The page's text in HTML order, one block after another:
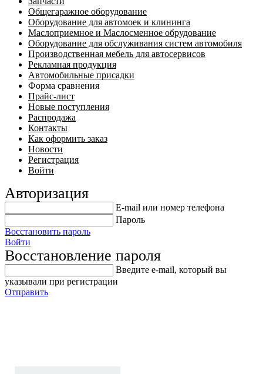
Общегаражное оборудование
Оборудование для автомоек и клининга
Маслоприемное и Маслосменное обрудование
Оборудование для обслуживания систем автомобиля
Производственная мебель для автосервисов
Рекламная продукция
Автомобильные присадки
Форма сравнения
Прайс-лист
Новые поступления
Распродажа
Контакты
Как оформить заказ
Новости
Регистрация
Войти
Авторизация
E-mail или номер телефона
Пароль
Восстановить пароль
Войти
Восстановление пароля
Введите е-mail, который вы
указывали при регистрации
Отправить